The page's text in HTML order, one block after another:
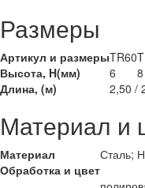
Размеры
Артикул и размерыTR60
Высота, H(мм)
6 8
Длина, (м)
2,50 /
Материал и
Материал
Сталь;
Обработка и цвет